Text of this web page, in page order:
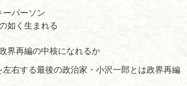
パーソン
如く生まれる
界再編の中核になれるか
右する最後の政治家・小沢一郎とは政界再編